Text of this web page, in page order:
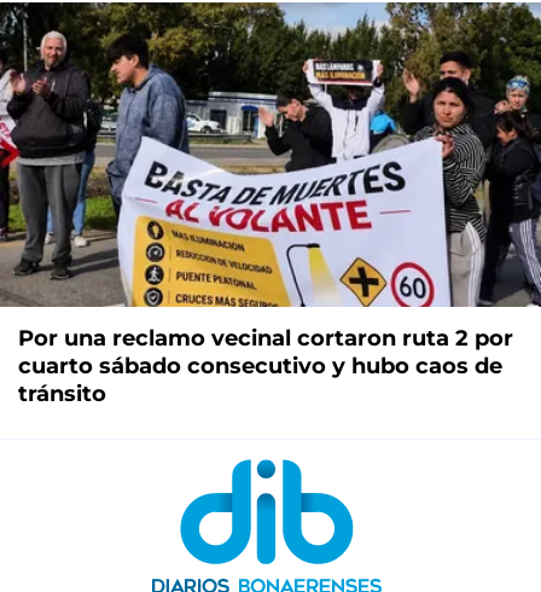
Por una reclamo vecinal cortaron ruta 2 por
cuarto sábado consecutivo y hubo caos de
tránsito